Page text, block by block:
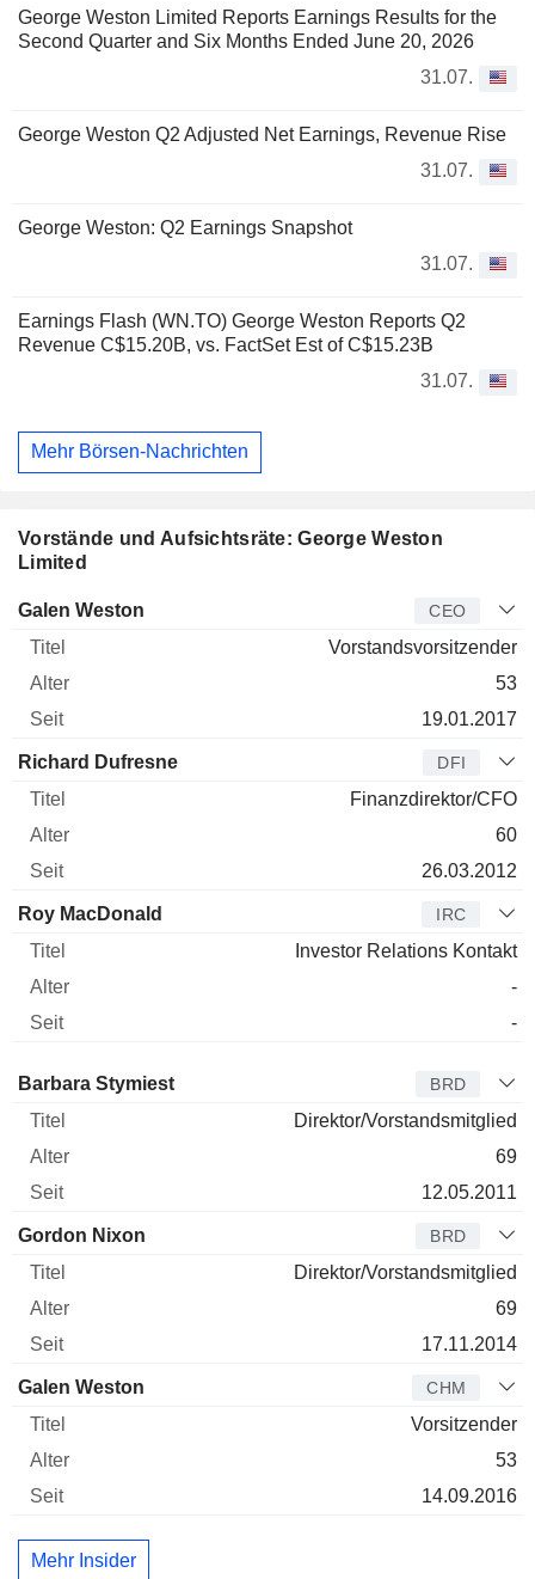
George Weston Limited Reports Earnings Results for the
Second Quarter and Six Months Ended June 20, 2026
31.07.
George Weston Q2 Adjusted Net Earnings, Revenue Rise
31.07.
George Weston: Q2 Earnings Snapshot
31.07.
Earnings Flash (WN.TO) George Weston Reports Q2
Revenue C$15.20B, vs. FactSet Est of C$15.23B
31.07.
Mehr Börsen-Nachrichten
Vorstände und Aufsichtsräte: George Weston
Limited
Manager Titel
Galen Weston CEO
Vorstandsvorsitzender
53
19.01.2017
Richard Dufresne DFI
Finanzdirektor/CFO
60
26.03.2012
Roy MacDonald IRC
Investor Relations Kontakt
-
-
Verwaltungsratsmitglied
Barbara Stymiest BRD
Direktor/Vorstandsmitglied
69
12.05.2011
Gordon Nixon BRD
Direktor/Vorstandsmitglied
69
17.11.2014
Galen Weston CHM
Vorsitzender
53
14.09.2016
Mehr Insider